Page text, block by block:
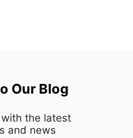
Our Blog
the latest
and news